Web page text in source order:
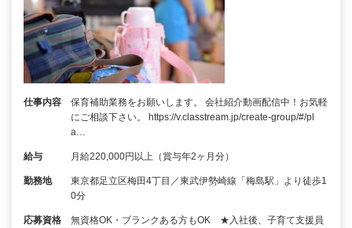
仕事内容
保育補助業務をお願いします。 会社紹介動画配信中！お気軽
にご相談下さい。 https://v.classtream.jp/create-group/#/pl
a…
給与 月給220,000円以上（賞与年2ヶ月分）
勤務地
東京都足立区梅田4丁目／東武伊勢崎線「梅島駅」より徒歩1
0分
応募資格
無資格OK・ブランクある方もOK ★入社後、子育て支援員